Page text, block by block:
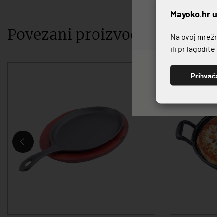
Povezani proizvodi
Mayoko.hr
Na ovoj
ili prilagodite